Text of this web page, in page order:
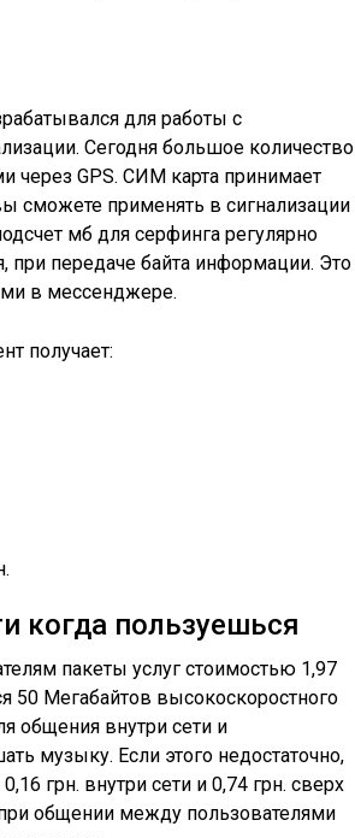
для работы с
Сегодня большое количество
через GPS. СИМ карта принимает
сможете применять в сигнализации
мб для серфинга регулярно
при передаче байта информации. Это
в мессенджере.
получает:
.
когда пользуешься
пакеты услуг стоимостью 1,97
50 Мегабайтов высокоскоростного
общения внутри сети и
музыку. Если этого недостаточно,
грн. внутри сети и 0,74 грн. сверх
общении между пользователями